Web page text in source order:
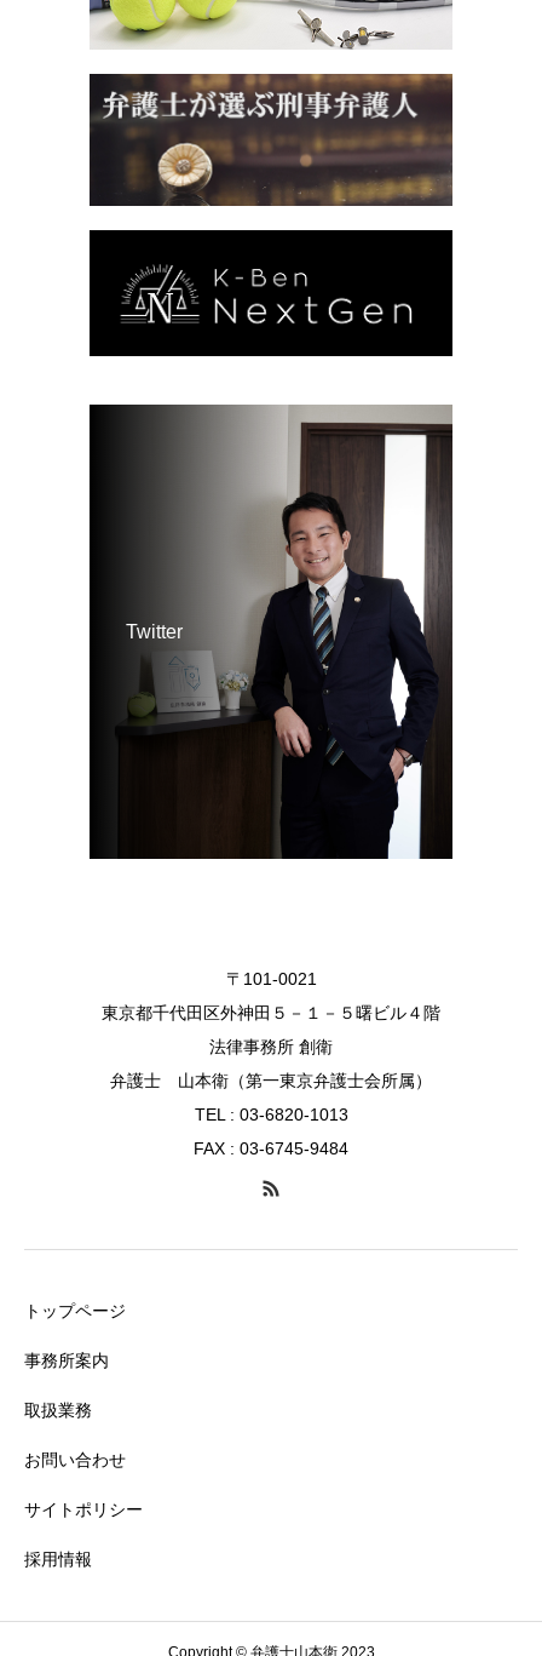
Twitter
〒101-0021
東京都千代田区外神田５－１－５曙ビル４階
法律事務所 創衛
弁護士 山本衛（第一東京弁護士会所属）
TEL : 03-6820-1013
FAX : 03-6745-9484
トップページ
事務所案内
取扱業務
お問い合わせ
サイトポリシー
採用情報